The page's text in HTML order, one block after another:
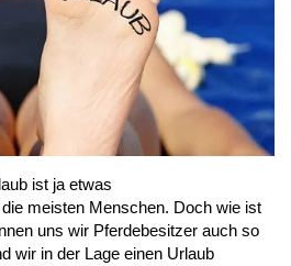
ist ja etwas
meisten Menschen. Doch wie ist
uns wir Pferdebesitzer auch so
wir in der Lage einen Urlaub